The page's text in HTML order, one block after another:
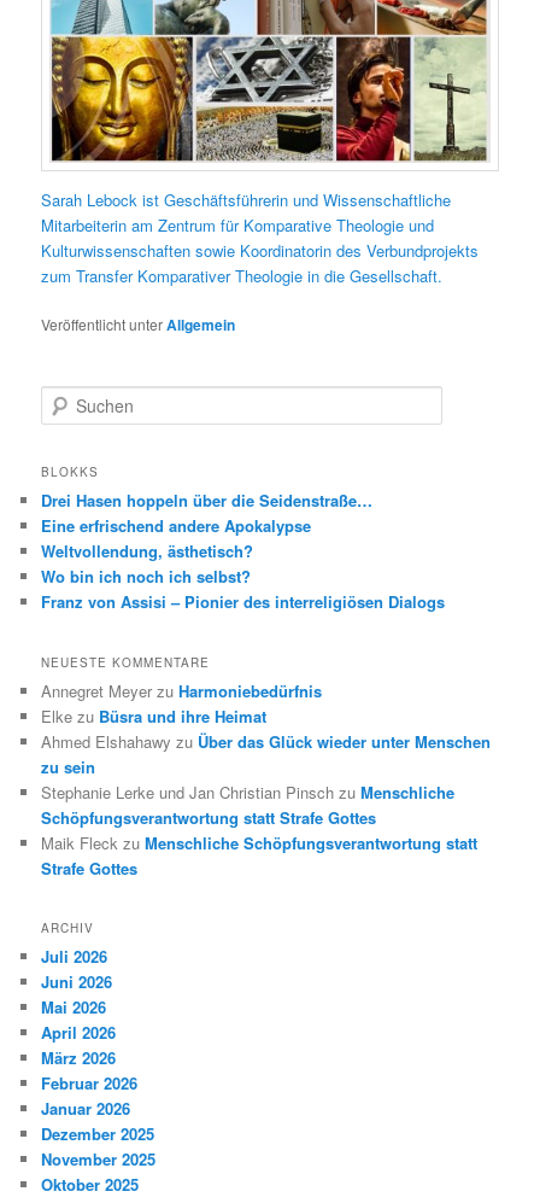
Sarah Lebock ist Geschäftsführerin und Wissenschaftliche
Mitarbeiterin am Zentrum für Komparative Theologie und
Kulturwissenschaften sowie Koordinatorin des Verbundprojekts
zum Transfer Komparativer Theologie in die Gesellschaft.
Veröffentlicht unterAllgemein
u
h
n
BLOKKS
Drei Hasen hoppeln über die Seidenstraße…
Eine erfrischend andere Apokalypse
Weltvollendung, ästhetisch?
Wo bin ich noch ich selbst?
Franz von Assisi – Pionier des interreligiösen Dialogs
NEUESTE KOMMENTARE
Annegret Meyer zuHarmoniebedürfnis
Elke zu Büsra und ihre Heimat
Ahmed Elshahawy zu Über das Glück wieder unter Menschen
zu sein
Stephanie Lerke und Jan Christian Pinsch zuMenschliche
Schöpfungsverantwortung statt Strafe Gottes
Maik Fleck zuMenschliche Schöpfungsverantwortung statt
Strafe Gottes
ARCHIV
Juli 2026
Juni 2026
Mai 2026
April 2026
März 2026
Februar 2026
Januar 2026
Dezember 2025
November 2025
Oktober 2025